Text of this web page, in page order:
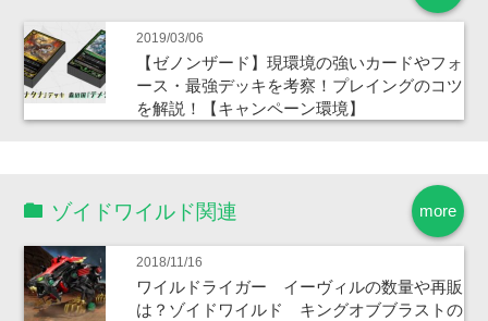
2019/03/06
【ゼノンザード】現環境の強いカードやフォ
ース・最強デッキを考察！プレイングのコツ
を解説！【キャンペーン環境】
more
ゾイドワイルド関連
2018/11/16
ワイルドライガー イーヴィルの数量や再販
は？ゾイドワイルド キングオブブラストの